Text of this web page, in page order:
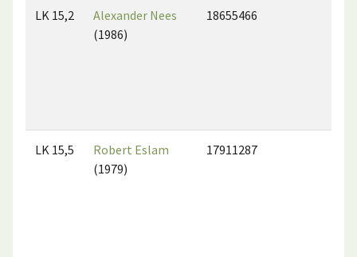
LK 15,2
Alexander Nees
(1986)
18655466
LK 15,5
Robert Eslam
(1979)
17911287